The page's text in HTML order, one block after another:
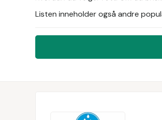
Listen inneholder også andre